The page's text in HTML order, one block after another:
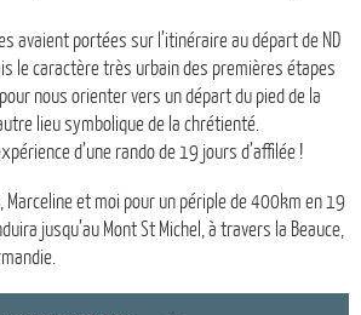
avaient portées sur l’itinéraire au départ de ND
le caractère très urbain des premières étapes
nous orienter vers un départ du pied de la
lieu symbolique de la chrétienté.
d’une rando de 19 jours d’affilée !
Marceline et moi pour un périple de 400km en 19
jusqu’au Mont St Michel, à travers la Beauce,